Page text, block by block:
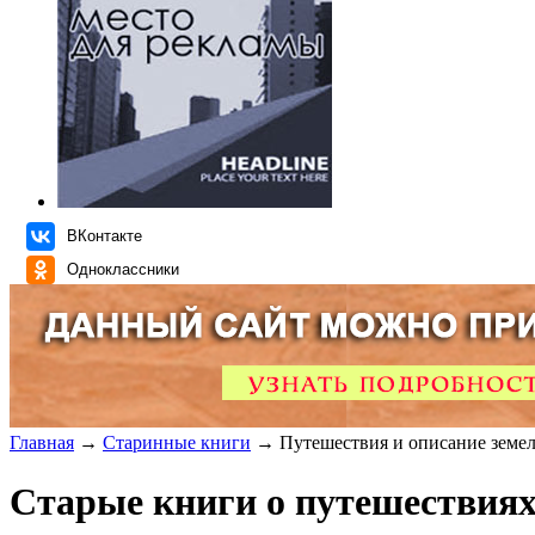
ВКонтакте
Одноклассники
Главная → Старинные книги → Путешествия и описание
Старые книги о